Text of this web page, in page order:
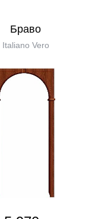
Бравo
Italiano Vero